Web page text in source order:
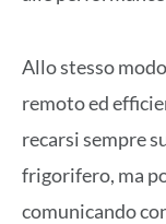
Allo stesso modo
remoto ed
recarsi sempre
frigorifero, ma
comunicando